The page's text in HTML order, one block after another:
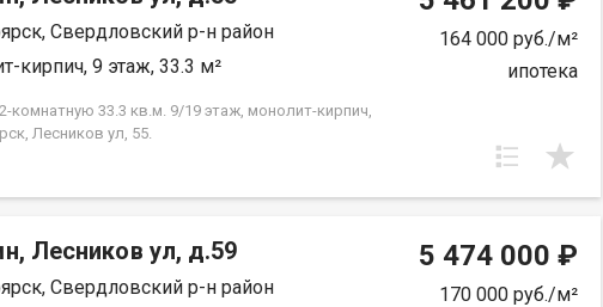
Покажу в удобное для вас время по
Свердловский р-н район
кирпич, 9 этаж, 33.3 м²
комнатную 33.3 кв.м. 9/19 этаж, монолит-кирпич,
Лесников ул, 55.
164 000 руб./м²
ипотека
Лесников ул, д.59
Свердловский р-н район
5 474 000 ₽
170 000 руб./м²